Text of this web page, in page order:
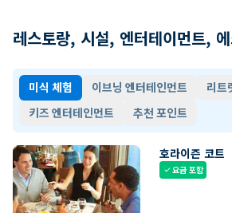
레스토랑, 시설, 엔터테이먼트,
미식 체험 이브닝 엔터테인먼트
리트
키즈 엔터테인먼트
추천 포인트
호라이즌 코트
check요금 포함